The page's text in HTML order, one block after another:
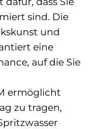
sind. Die
und
eine
auf die Sie
ermöglicht
zu tragen,